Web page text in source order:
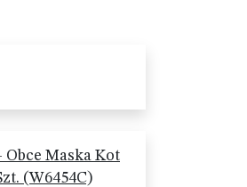
Obce Maska Kot
(W6454C)